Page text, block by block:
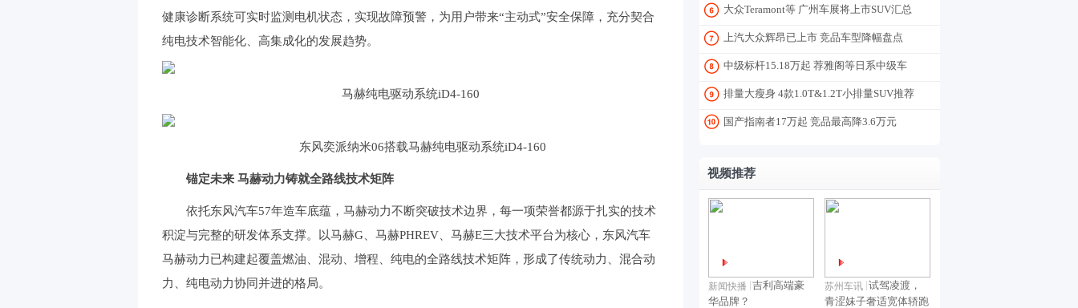
健康诊断系统可实时监测电机状态，实现故障预警，为用户带来“主动式”安全保障，充分契合
纯电技术智能化、高集成化的发展趋势。
马赫纯电驱动系统iD4-160
东风奕派纳米06搭载马赫纯电驱动系统iD4-160
锚定未来 马赫动力铸就全路线技术矩阵
依托东风汽车57年造车底蕴，马赫动力不断突破技术边界，每一项荣誉都源于扎实的技术
积淀与完整的研发体系支撑。以马赫G、马赫PHREV、马赫E三大技术平台为核心，东风汽车
马赫动力已构建起覆盖燃油、混动、增程、纯电的全路线技术矩阵，形成了传统动力、混合动
力、纯电动力协同并进的格局。
大众Teramont等 广州车展将上市SUV汇总
上汽大众辉昂已上市 竞品车型降幅盘点
中级标杆15.18万起 荐雅阁等日系中级车
排量大瘦身 4款1.0T&1.2T小排量SUV推荐
国产指南者17万起 竞品最高降3.6万元
视频推荐
新闻快播 吉利高端豪
华品牌？
苏州车讯 试驾凌渡，
青涩妹子奢适宽体轿跑